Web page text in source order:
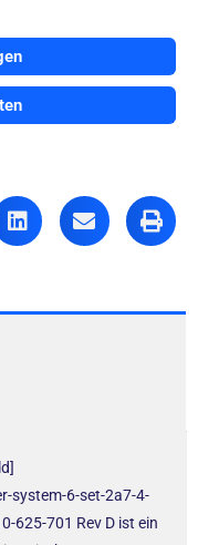
system-6-set-2a7-4-
625-701 Rev D ist ein